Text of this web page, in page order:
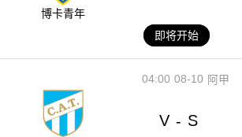
博卡青年
即将开始
08-10
04:00 阿甲
V - S